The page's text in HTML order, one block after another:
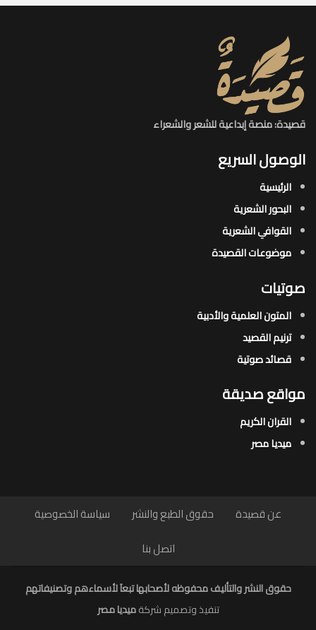
قصيدة: منصة إبداعية للشعر والشعراء
الوصول السريع
الرئيسية
البحور الشعرية​
القوافي الشعرية​
موضوعات القصيدة​
صوتيات
المتون العلمية والأدبية
ترنيم القصيد
قصائد صوتية
مواقع صديقة
القران الكريم
ميديا مصر
عن قصيدة حقوق الطبع والنشر
سياسة الخصوصية
اتصل بنا
حقوق النشر والتأليف محفوظه لأصحابها تبعاَ لأسماءهم وتصنيفاتهم
تنفيذ وتصميم شركةميديا مصر